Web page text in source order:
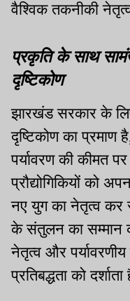
वैश्विक तकनीकी
प्रकृति के साथ
दृष्टिकोण
झारखंड सरकार के
दृष्टिकोण का प्रमाण
पर्यावरण की कीमत
प्रौद्योगिकियों को
नए युग का नेतृत्व कर
के संतुलन का सम्मान
नेतृत्व और पर्यावरणीय
प्रतिबद्धता को दर्शाता